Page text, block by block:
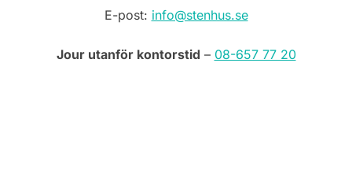
E-post: info@stenhus.se
Jour utanför kontorstid – 08-657 77 20